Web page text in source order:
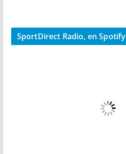
SportDirect Radio, en Spotify